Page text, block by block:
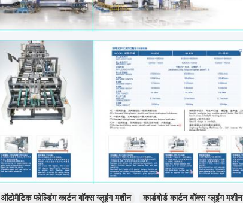
ऑटोमैटिक फोल्डिंग कार्टन बॉक्स ग्लूइंग मशीन कार्डबोर्ड कार्टन बॉक्स ग्लूइंग मशीन